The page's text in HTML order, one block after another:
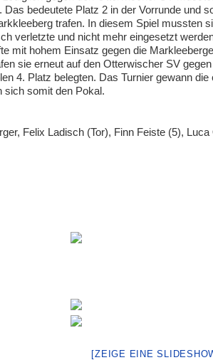
bedeutete Platz 2 in der Vorrunde und
trafen. In diesem Spiel mussten
verletzte und nicht mehr eingesetzt
mit hohem Einsatz gegen die
sie erneut auf den Otterwischer SV
4. Platz belegten. Das Turnier gewann
sich somit den Pokal.
Felix Ladisch (Tor), Finn Feiste (5),
[ZEIGE EINE